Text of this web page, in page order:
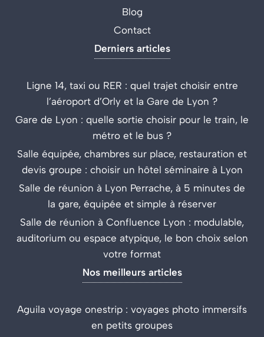
Blog
Contact
Derniers articles
Ligne 14, taxi ou RER : quel trajet choisir entre
l’aéroport d’Orly et la Gare de Lyon ?
Gare de Lyon : quelle sortie choisir pour le train, le
métro et le bus ?
Salle équipée, chambres sur place, restauration et
devis groupe : choisir un hôtel séminaire à Lyon
Salle de réunion à Lyon Perrache, à 5 minutes de
la gare, équipée et simple à réserver
Salle de réunion à Confluence Lyon : modulable,
auditorium ou espace atypique, le bon choix selon
votre format
Nos meilleurs articles
Aguila voyage onestrip : voyages photo immersifs
en petits groupes